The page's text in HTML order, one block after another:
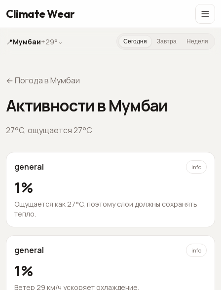
Climate Wear
📍Мумбаи+29° ⌄ Сегодня Завтра Неделя
←Погода в Мумбаи
Активности в Мумбаи
27°C, ощущается27°C
general info
1%
Ощущается как 27°C, поэтому слои должны сохранять
тепло.
general info
1%
Ветер 29 км/ч ускоряет охлаждение.